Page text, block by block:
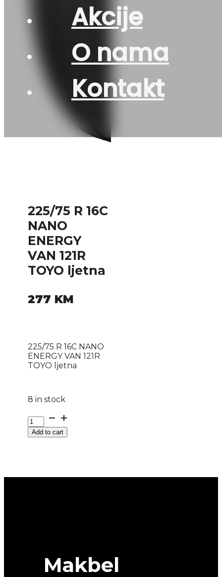
Akcije
O nama
Kontakt
225/75 R 16C
NANO
ENERGY
VAN 121R
TOYO ljetna
277 KM
225/75 R 16C NANO
ENERGY VAN 121R
TOYO ljetna
8 in stock
225/75
R
16C
Add to cart
Makbel